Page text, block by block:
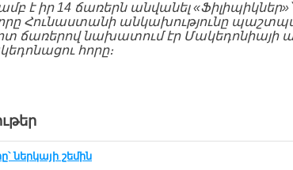
է իր 14 ճառերն անվանել
որը Հունաստանի անկախությունը
ճառերով նախատում էր Մակեդոնիայի
հորը։
ներկայի շեմին